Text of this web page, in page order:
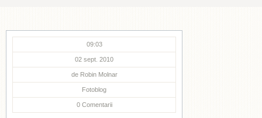
09:03
02 sept. 2010
de Robin Molnar
Fotoblog
0 Comentarii